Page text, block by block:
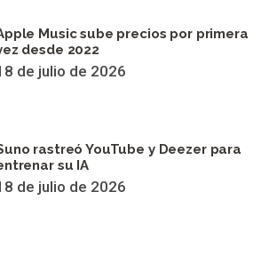
Music sube precios por primera
desde 2022
de julio de 2026
rastreó YouTube y Deezer para
su IA
de julio de 2026